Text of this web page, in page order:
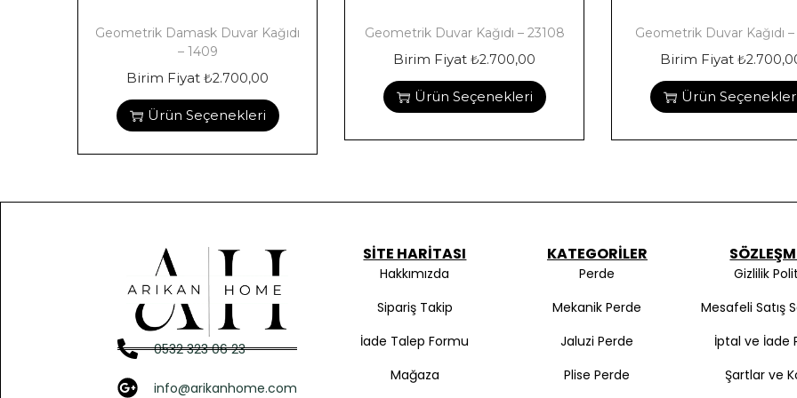
Geometrik Damask Duvar Kağıdı
– 1409
Birim Fiyat ₺2.700,00
Ürün Seçenekleri
Geometrik Duvar Kağıdı – 23108
Birim Fiyat ₺2.700,00
Ürün Seçenekleri
Geometrik Duvar Kağıdı
Birim Fiyat ₺
Ürün
0532 323 06 23
info@arikanhome.com
SITE HARITASI
Hakkımızda
Sipariş Takip
İade Talep Formu
Mağaza
KATEGORILER
Perde
Mekanik Perde
Jaluzi Perde
Plise Perde
Gizlilik
Mesafeli Satış
İptal ve İade
Şartlar ve